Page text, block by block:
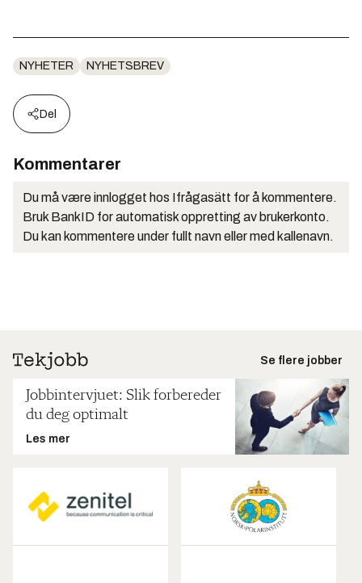
NYHETER NYHETSBREV
Del
Kommentarer
Du må være innlogget hos Ifrågasätt for å kommentere.
Bruk BankID for automatisk oppretting av brukerkonto.
Du kan kommentere under fullt navn eller med kallenavn.
Se flere jobber
Jobbintervjuet: Slik forbereder
du deg optimalt
Les mer